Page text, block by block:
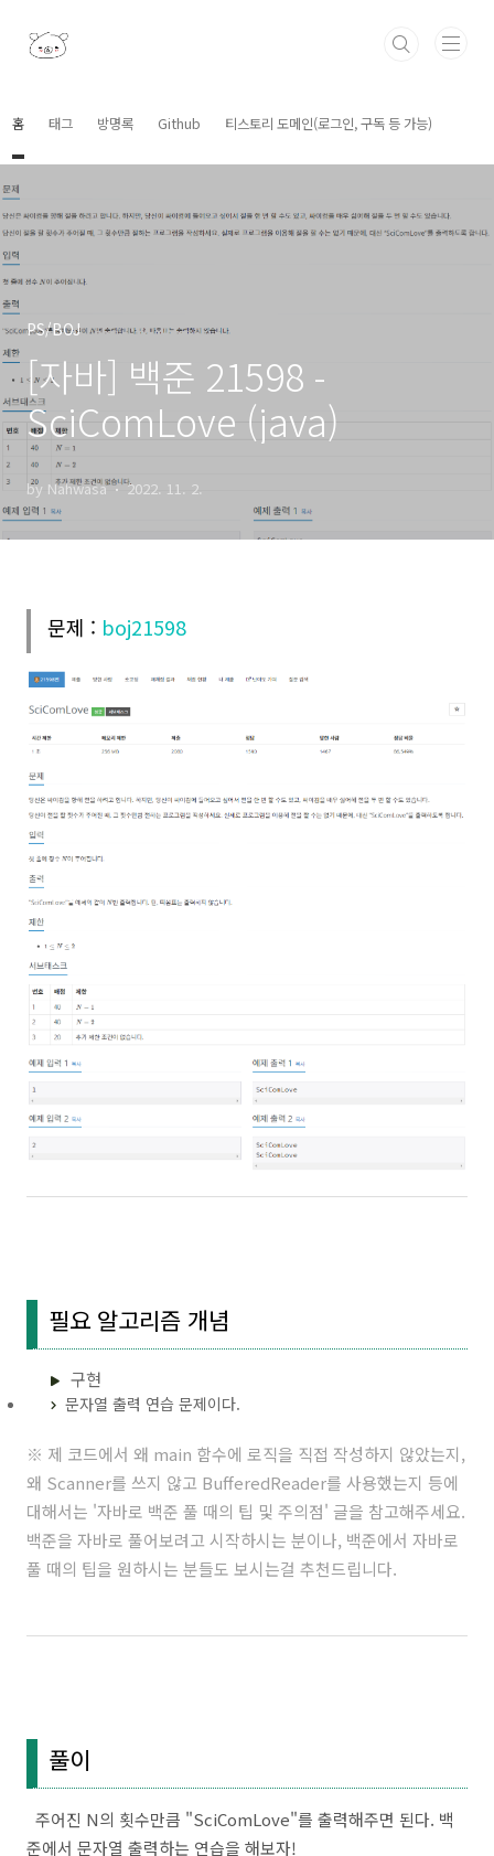
홈 태그 방명록 Github 티스토리 도메인(로그인, 구독 등 가능)
PS/BOJ
[자바] 백준 21598 -
SciComLove (java)
by Nahwasa 2022. 11. 2.
문제 : boj21598
필요 알고리즘 개념
구현
문자열 출력 연습 문제이다.
※ 제 코드에서 왜 main 함수에 로직을 직접 작성하지 않았는지,
왜 Scanner를 쓰지 않고 BufferedReader를 사용했는지 등에
대해서는 '자바로 백준 풀 때의 팁 및 주의점' 글을 참고해주세요.
백준을 자바로 풀어보려고 시작하시는 분이나, 백준에서 자바로
풀 때의 팁을 원하시는 분들도 보시는걸 추천드립니다.
풀이
주어진 N의 횟수만큼 "SciComLove"를 출력해주면 된다. 백
준에서 문자열 출력하는 연습을 해보자!